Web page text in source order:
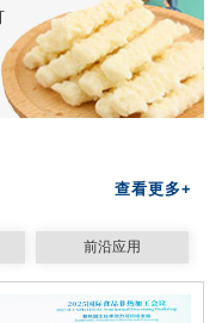
查看更多+
前沿应用